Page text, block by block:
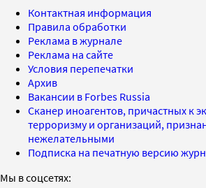
Контактная информация
Правила обработки
Реклама в журнале
Реклама на сайте
Условия перепечатки
Архив
Вакансии в Forbes Russia
Сканер иноагентов, причастных к
терроризму и организаций,
нежелательными
Подписка на печатную версию
Мы в соцсетях: